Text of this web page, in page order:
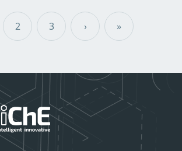
2 3 ›下一頁 »Last page